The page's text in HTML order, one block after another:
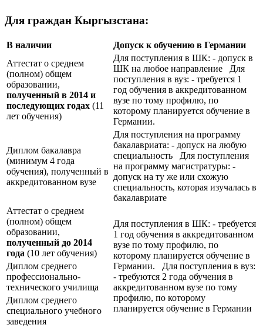
Для граждан Кыргызстана:
В наличии
Допуск к обучению в Германии
Аттестат о среднем
(полном) общем
образовании,
полученный в 2014 и
последующих годах (11
лет обучения)
Для поступления в ШК: - допуск в
ШК на любое направление Для
поступления в вуз: - требуется 1
год обучения в аккредитованном
вузе по тому профилю, по
которому планируется обучение в
Германии.
Диплом бакалавра
(минимум 4 года
обучения), полученный в
аккредитованном вузе
Для поступления на программу
бакалавриата: - допуск на любую
специальность Для поступления
на программу магистратуры: -
допуск на ту же или схожую
специальность, которая изучалась в
бакалавриате
Аттестат о среднем
(полном) общем
образовании,
полученный до 2014
года (10 лет обучения)
Для поступления в ШК: - требуется
1 год обучения в аккредитованном
вузе по тому профилю, по
которому планируется обучение в
Германии. Для поступления в вуз:
- требуются 2 года обучения в
аккредитованном вузе по тому
профилю, по которому
планируется обучение в Германии
Диплом среднего
профессионально-
технического училища
Диплом среднего
специального учебного
заведения